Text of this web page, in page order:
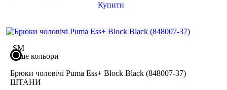
Купити
SM
ще кольори
Брюки чоловічі Puma Ess+ Block Black (848007-37)
ШТАНИ